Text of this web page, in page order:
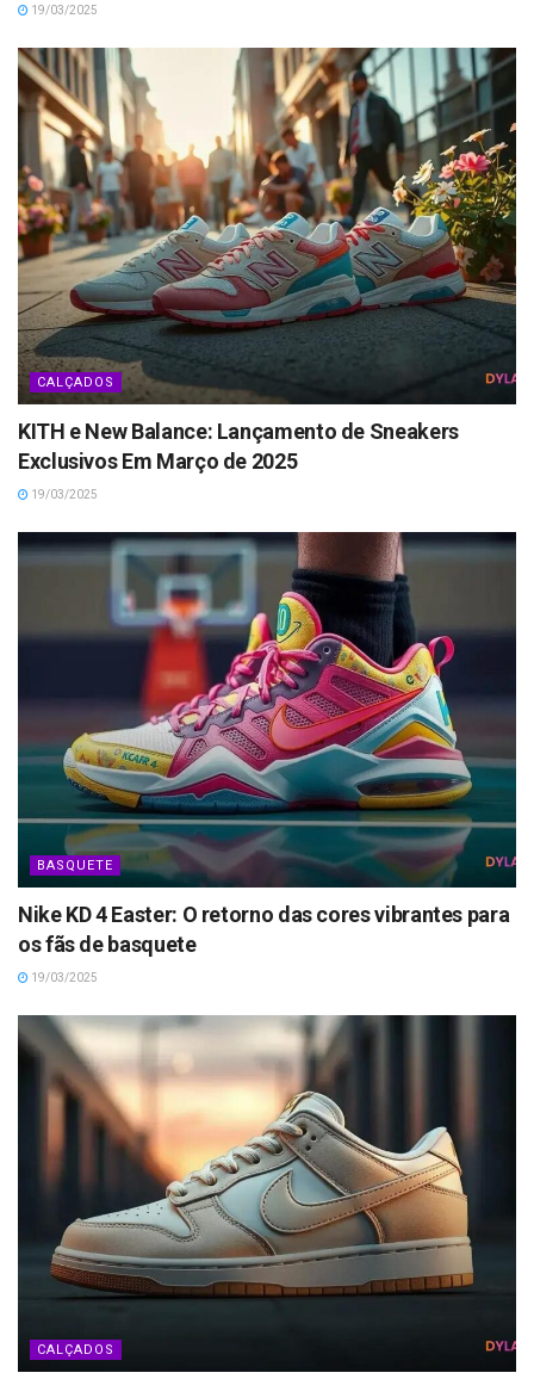
19/03/2025
CALÇADOS
KITH e New Balance: Lançamento de Sneakers
Exclusivos Em Março de 2025
19/03/2025
BASQUETE
Nike KD 4 Easter: O retorno das cores vibrantes para
os fãs de basquete
19/03/2025
CALÇADOS